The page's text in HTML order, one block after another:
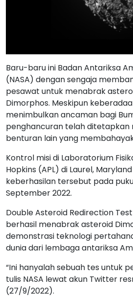
Baru-baru ini Badan Antariksa
(NASA) dengan sengaja
pesawat untuk menabrak
Dimorphos. Meskipun
menimbulkan ancaman bagi
penghancuran telah ditetapkan
benturan lain yang
Kontrol misi di Laboratorium
Hopkins (APL) di Laurel,
keberhasilan tersebut pada pukul
September 2022.
Double Asteroid Redirection
berhasil menabrak asteroid
demonstrasi teknologi
dunia dari lembaga antariksa
“Ini hanyalah sebuah tes untuk
tulis NASA lewat akun Twitter
(27/9/2022).